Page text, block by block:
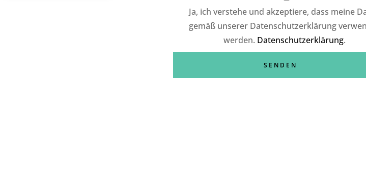
Ja, ich verstehe und akzeptiere, dass meine
gemäß unserer Datenschutzerklärung
werden. Datenschutzerklärung.